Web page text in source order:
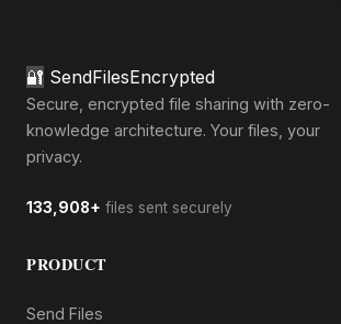
🔐 SendFilesEncrypted
Secure, encrypted file sharing with zero-
knowledge architecture. Your files, your
privacy.
133,908+ files sent securely
PRODUCT
Send Files